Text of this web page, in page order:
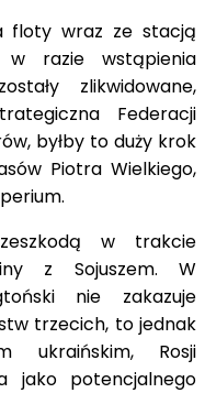
floty wraz ze stacją
w razie wstąpienia
zlikwidowane,
Federacji
byłby to duży krok
Piotra Wielkiego,
w trakcie
z Sojuszem. W
nie zakazuje
trzecich, to jednak
ukraińskim, Rosji
jako potencjalnego